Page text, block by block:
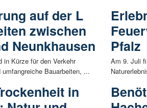
auf der L
zwischen
Neunkhausen
in Kürze für den Verkehr
Bauarbeiten, ...
in
Pfalz
Am 9. Juli